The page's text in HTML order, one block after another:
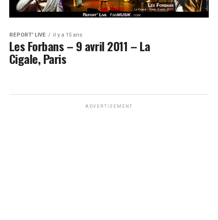
REPORT' LIVE il y a 15 ans
Les Forbans – 9 avril 2011 – La
Cigale, Paris
ADVERTISEMENT